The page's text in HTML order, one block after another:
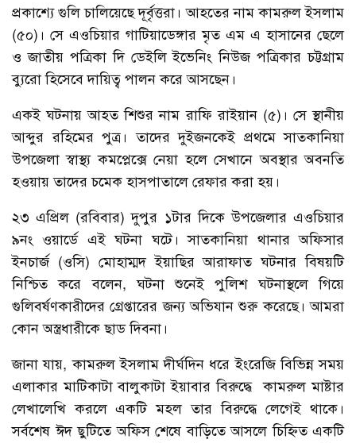
প্রকাশ্যে গুলি চালিয়েছে দূর্বৃত্তরা। আহতের নাম কামরুল ইসলাম
(৫০)। সে এওচিয়ার গাটিয়াডেঙ্গার মৃত এম এ হাসানের ছেলে
ও জাতীয় পত্রিকা দি ডেইলি ইভেনিং নিউজ পত্রিকার চট্টগ্রাম
ব্যুরো হিসেবে দায়িত্ব পালন করে আসছেন।
একই ঘটনায় আহত শিশুর নাম রাফি রাইয়ান (৫)। সে স্থানীয়
আব্দুর রহিমের পুত্র। তাদের দুইজনকেই প্রথমে সাতকানিয়া
উপজেলা স্বাস্থ্য কমপ্লেক্সে নেয়া হলে সেখানে অবস্থার অবনতি
হওয়ায় তাদের চমেক হাসপাতালে রেফার করা হয়।
২৩ এপ্রিল (রবিবার) দুপুর ১টার দিকে উপজেলার এওচিয়ার
৯নং ওয়ার্ডে এই ঘটনা ঘটে। সাতকানিয়া থানার অফিসার
ইনচার্জ (ওসি) মোহাম্মদ ইয়াছির আরাফাত ঘটনার বিষয়টি
নিশ্চিত করে বলেন, ঘটনা শুনেই পুলিশ ঘটনাস্থলে গিয়ে
গুলিবর্ষণকারীদের গ্রেপ্তারের জন্য অভিযান শুরু করেছে। আমরা
কোন অস্ত্রধারীকে ছাড দিবনা।
জানা যায়, কামরুল ইসলাম দীর্ঘদিন ধরে ইংরেজি বিভিন্ন সময়
এলাকার মাটিকাটা বালুকাটা ইয়াবার বিরুদ্ধে কামরুল মাষ্টার
লেখালেখি করলে একটি মহল তার বিরুদ্ধে লেগেই থাকে।
সর্বশেষ ঈদ ছুটিতে অফিস শেষে বাড়িতে আসলে চিহ্নিত একটি